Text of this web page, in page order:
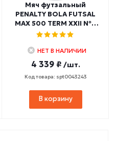
Мяч футзальный
PENALTY BOLA FUTSAL
MAX 500 TERM XXII №4
(ПУ)
НЕТ В НАЛИЧИИ
4 339 ₽ /шт.
Код товара: spt0043243
В корзину